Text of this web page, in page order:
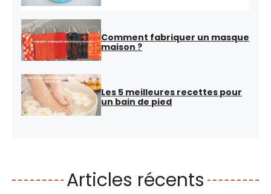
Comment fabriquer un masque
maison ?
Les 5 meilleures recettes pour
un bain de pied
Articles récents